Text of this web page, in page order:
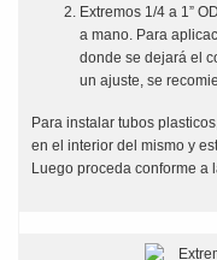
Extremos 1/4 a 1”
a mano. Para
donde se dejará el
un ajuste, se
Para instalar tubos
en el interior del mismo y
Luego proceda conforme a